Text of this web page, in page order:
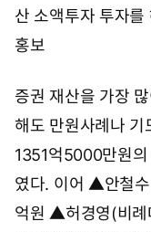
산 소액투자 투자를
홍보
증권 재산을 가장
해도 만원사례나
1351억5000만원
였다. 이어 ▲안철
억원 ▲허경영(비례